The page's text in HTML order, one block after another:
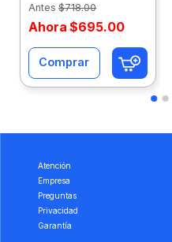
Antes $718.00
Ahora $695.00
Comprar
Atención
Empresa
Preguntas
Privacidad
Garantía